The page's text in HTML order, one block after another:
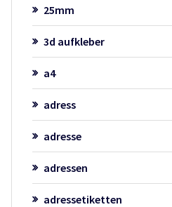
25mm
3d aufkleber
a4
adress
adresse
adressen
adressetiketten